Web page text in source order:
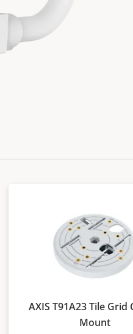
AXIS T91A23 Tile Grid
Mount